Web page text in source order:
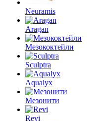
Neuramis
Aragan
Мезококтейли
Sculptra
Aqualyx
Мезонити
Revi